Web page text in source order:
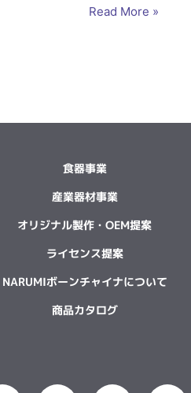
Read More »
食器事業
産業器材事業
オリジナル製作・OEM提案
ライセンス提案
NARUMIボーンチャイナについて
商品カタログ